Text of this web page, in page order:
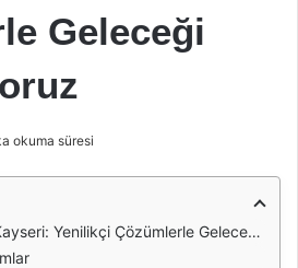
Geleceği
okuma süresi
Yenilikçi Çözümlerle Geleceği İnşa Ediyoruz